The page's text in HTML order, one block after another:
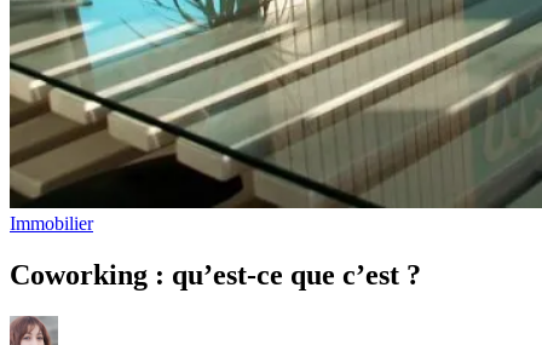
Immobilier
Coworking : qu’est-ce que c’est ?